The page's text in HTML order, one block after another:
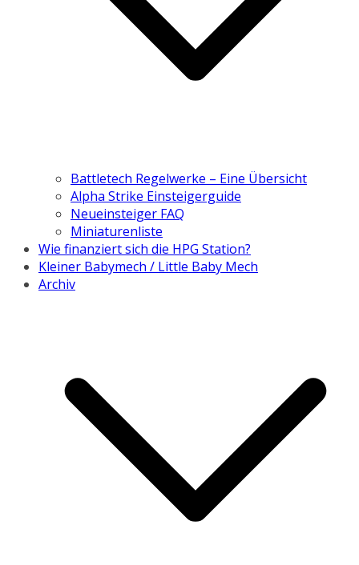
Battletech Regelwerke – Eine Übersicht
Alpha Strike Einsteigerguide
Neueinsteiger FAQ
Miniaturenliste
Wie finanziert sich die HPG Station?
Kleiner Babymech / Little Baby Mech
Archiv